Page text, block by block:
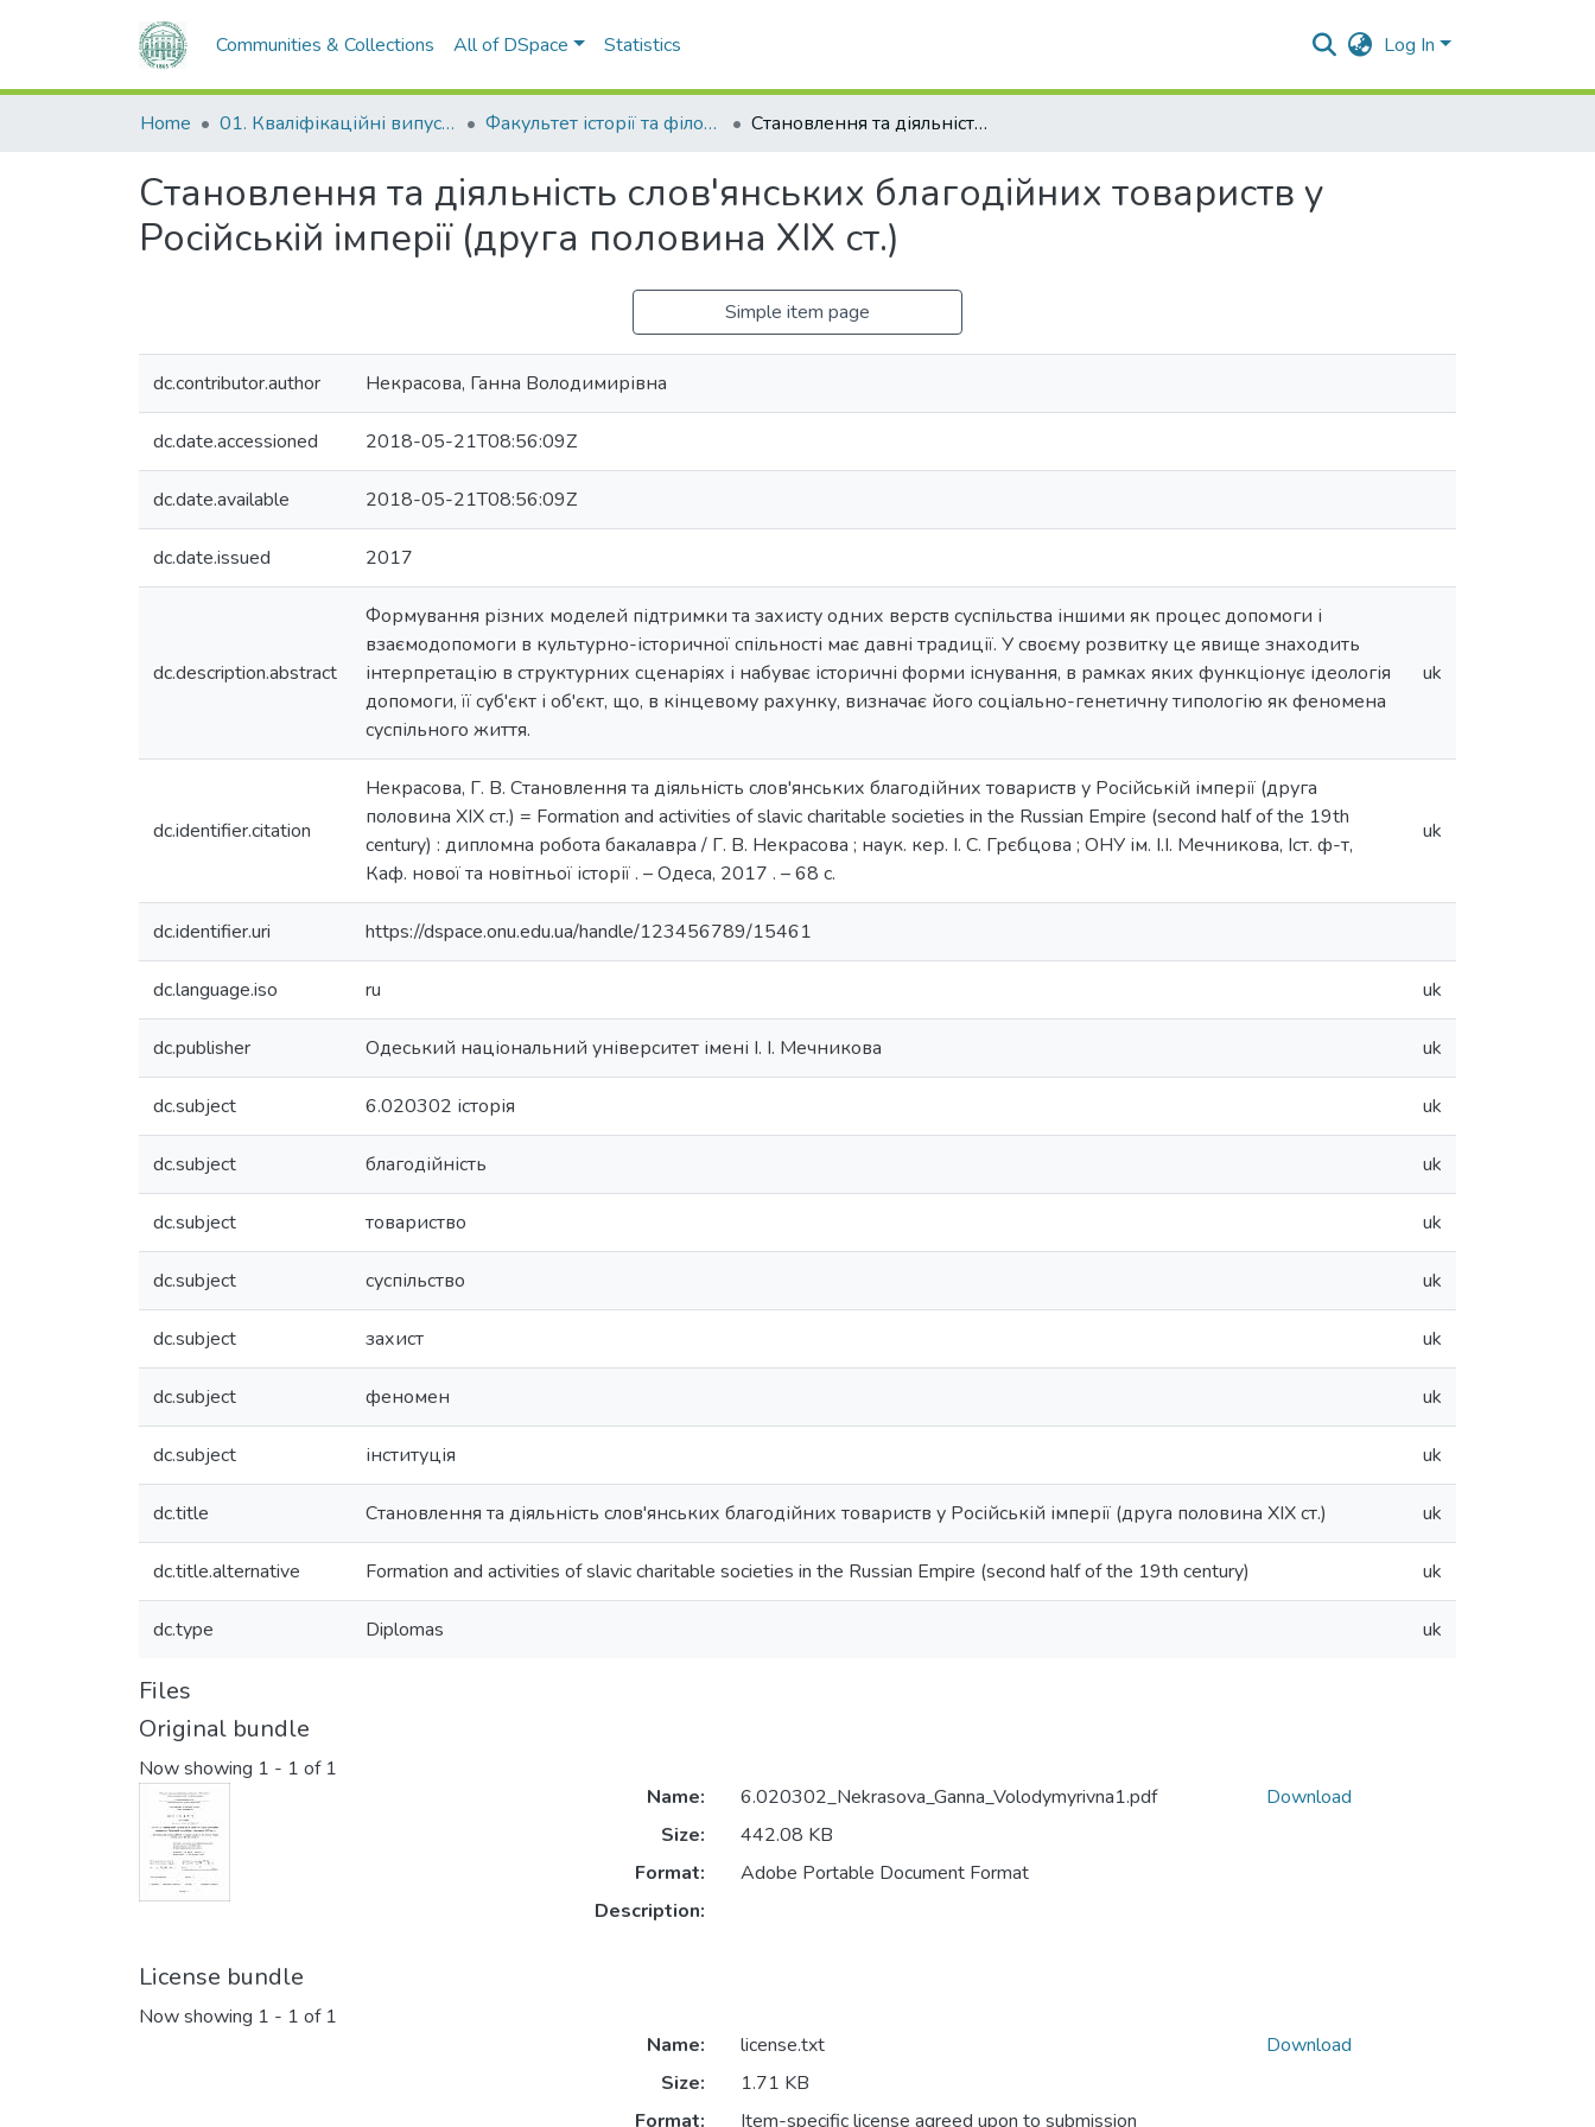
Communities & Collections All of DSpace Statistics Log In
Home 01. Кваліфікаційні випускні роботи здобувачів вищої освіти Факультет історії та філософії Становлення та діяльність слов'янських благодійних товариств у Російській імперії (друга половина XIX ст.)
Становлення та діяльність слов'янських благодійних товариств у
Російській імперії (друга половина XIX ст.)
Simple item page
dc.contributor.author Некрасова, Ганна Володимирівна
dc.date.accessioned 2018-05-21T08:56:09Z
dc.date.available 2018-05-21T08:56:09Z
dc.date.issued 2017
dc.description.abstract
Формування різних моделей підтримки та захисту одних верств суспільства іншими як процес допомоги і
взаємодопомоги в культурно-історичної спільності має давні традиції. У своєму розвитку це явище знаходить
інтерпретацію в структурних сценаріях і набуває історичні форми існування, в рамках яких функціонує ідеологія
допомоги, її суб'єкт і об'єкт, що, в кінцевому рахунку, визначає його соціально-генетичну типологію як феномена
суспільного життя.
uk
dc.identifier.citation
Некрасова, Г. В. Становлення та діяльність слов'янських благодійних товариств у Російській імперії (друга
половина XIX ст.) = Formation and activities of slavic charitable societies in the Russian Empire (second half of the 19th
century) : дипломна робота бакалавра / Г. В. Некрасова ; наук. кер. І. С. Грєбцова ; ОНУ ім. І.І. Мечникова, Іст. ф-т,
Каф. нової та новітньої історії . – Одеса, 2017 . – 68 с.
uk
dc.identifier.uri https://dspace.onu.edu.ua/handle/123456789/15461
dc.language.iso ru uk
dc.publisher Одеський національний університет імені І. І. Мечникова uk
dc.subject 6.020302 історія uk
dc.subject благодійність uk
dc.subject товариство uk
dc.subject суспільство uk
dc.subject захист uk
dc.subject феномен uk
dc.subject інституція uk
dc.title Становлення та діяльність слов'янських благодійних товариств у Російській імперії (друга половина XIX ст.) uk
dc.title.alternative Formation and activities of slavic charitable societies in the Russian Empire (second half of the 19th century) uk
dc.type Diplomas uk
Files
Original bundle
Now showing 1 - 1 of 1
Name:
6.020302_Nekrasova_Ganna_Volodymyrivna1.pdf
Size:
442.08 KB
Format:
Adobe Portable Document Format
Description:
Download
License bundle
Now showing 1 - 1 of 1
Name:
license.txt
Size:
1.71 KB
Format:
Item-specific license agreed upon to submission
Download